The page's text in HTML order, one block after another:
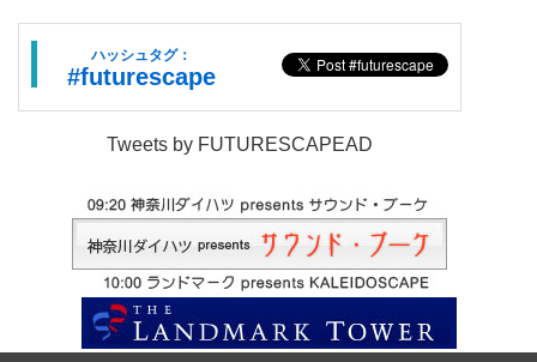
ハッシュタグ：
#futurescape
Tweets by FUTURESCAPEAD